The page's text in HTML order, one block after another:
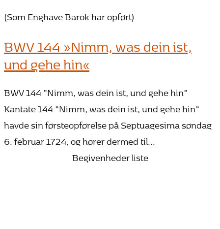
(Som Enghave Barok har opført)
BWV 144 »Nimm, was dein ist,
und gehe hin«
BWV 144 ”Nimm, was dein ist, und gehe hin”
Kantate 144 ”Nimm, was dein ist, und gehe hin”
havde sin førsteopførelse på Septuagesima søndag
6. februar 1724, og hører dermed til...
Begivenheder liste